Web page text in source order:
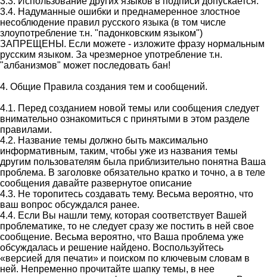
3.4. Надуманные ошибки и преднамеренное злостное
несоблюдение правил русского языка (в том числе
злоупотребление т.н. "падонковским языком")
ЗАПРЕЩЕНЫ. Если можете - изложите фразу нормальным
русским языком. За чрезмерное употребление т.н.
"албанизмов" может последовать бан!
4. Общие Правила создания тем и сообщений.
4.1. Перед созданием новой темы или сообщения следует
внимательно ознакомиться с принятыми в этом разделе
правилами.
4.2. Название темы должно быть максимально
информативным, таким, чтобы уже из названия темы
другим пользователям была приблизительно понятна Ваша
проблема. В заголовке обязательно кратко и точно, а в теле
сообщения давайте развернутое описание
4.3. Не торопитесь создавать тему. Весьма вероятно, что
ваш вопрос обсуждался ранее.
4.4. Если Вы нашли тему, которая соответствует Вашей
проблематике, то не следует сразу же постить в ней свое
сообщение. Весьма вероятно, что Ваша проблема уже
обсуждалась и решение найдено. Воспользуйтесь
«версией для печати» и поиском по ключевым словам в
ней. Непременно прочитайте шапку темы, в нее